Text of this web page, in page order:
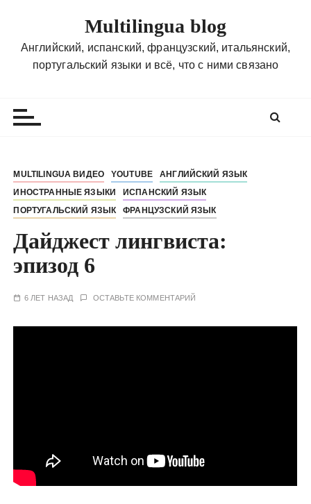
Multilingua blog
Английский, испанский, французский, итальянский,
португальский языки и всё, что с ними связано
MULTILINGUA ВИДЕО YOUTUBE
АНГЛИЙСКИЙ ЯЗЫК
ИНОСТРАННЫЕ ЯЗЫКИ
ИСПАНСКИЙ ЯЗЫК
ПОРТУГАЛЬСКИЙ ЯЗЫК
ФРАНЦУЗСКИЙ ЯЗЫК
Дайджест лингвиста:
эпизод 6
6 ЛЕТ НАЗАД ОСТАВЬТЕ КОММЕНТАРИЙ